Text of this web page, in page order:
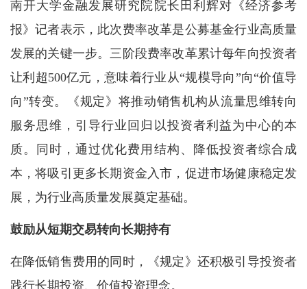
南开大学金融发展研究院院长田利辉对《经济参考
报》记者表示，此次费率改革是公募基金行业高质量
发展的关键一步。三阶段费率改革累计每年向投资者
让利超500亿元，意味着行业从“规模导向”向“价值导
向”转变。《规定》将推动销售机构从流量思维转向
服务思维，引导行业回归以投资者利益为中心的本
质。同时，通过优化费用结构、降低投资者综合成
本，将吸引更多长期资金入市，促进市场健康稳定发
展，为行业高质量发展奠定基础。
鼓励从短期交易转向长期持有
在降低销售费用的同时，《规定》还积极引导投资者
践行长期投资、价值投资理念。